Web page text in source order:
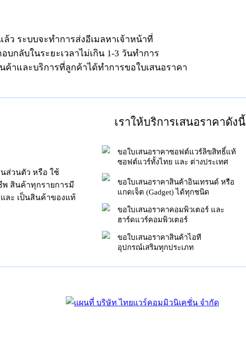
ว ระบบจะทำการส่งอีเมลหาเจ้าหน้าที่
บกลับในระยะเวลาไม่เกิน 1-3 วันทำการ
ค้าและบริการที่ลูกค้าได้ทำการขอใบเสนอราคา
ส่วนตัว หรือ ใช้
สินค้าทุกรายการมี
ละ เป็นสินค้าของแท้
เราให้บริการเสนอราคาดังนี้
ขอใบเสนอราคาซอฟต์แวร์ลิขสิทธิ์แท้
ซอฟต์แวร์ทั้งไทย และ ต่างประเทศ
ขอใบเสนอราคาสินค้าอินเทรนด์ หรือ
แกดเจ็ต (Gadget) ได้ทุกชนิด
ขอใบเสนอราคาคอมพิวเตอร์ และ
ฮาร์ดแวร์คอมพิวเตอร์
ขอใบเสนอราคาสินค้าไอที
อุปกรณ์เสริมทุกประเภท